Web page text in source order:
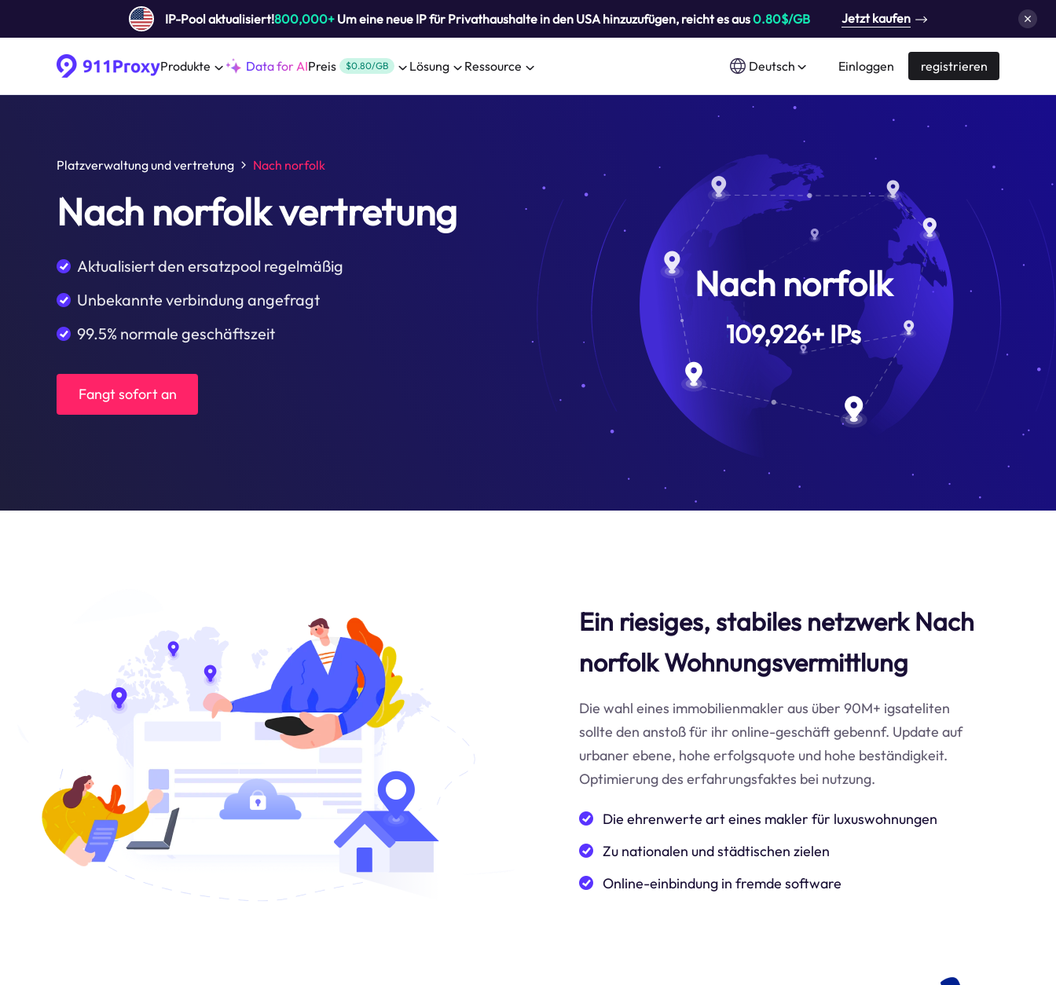
IP-Pool aktualisiert!800,000+Um eine neue IP für Privathaushalte in den USA hinzuzufügen, reicht es aus0.80$/GB Jetzt kaufen
Produkte Data for AIPreis $0.80/GB Lösung Ressource Deutsch Einloggen registrieren
Platzverwaltung und vertretung Nach norfolk
Nach norfolk vertretung
Aktualisiert den ersatzpool regelmäßig
Unbekannte verbindung angefragt
99.5% normale geschäftszeit
Fangt sofort an
Nach norfolk
109,926+IPs
Ein riesiges, stabiles netzwerk Nach
norfolk Wohnungsvermittlung
Die wahl eines immobilienmakler aus über 90M+ igsateliten
sollte den anstoß für ihr online-geschäft gebennf. Update auf
urbaner ebene, hohe erfolgsquote und hohe beständigkeit.
Optimierung des erfahrungsfaktes bei nutzung.
Die ehrenwerte art eines makler für luxuswohnungen
Zu nationalen und städtischen zielen
Online-einbindung in fremde software